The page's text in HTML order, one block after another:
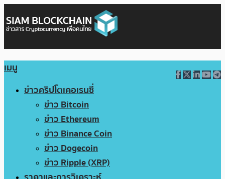
เมนู
ข่าวคริปโตเคอเรนซี่
ข่าว Bitcoin
ข่าว Ethereum
ข่าว Binance Coin
ข่าว Dogecoin
ข่าว Ripple (XRP)